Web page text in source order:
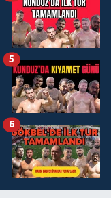
5
6